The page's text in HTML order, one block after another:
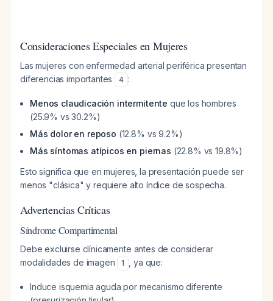
Consideraciones Especiales en Mujeres
Las mujeres con enfermedad arterial periférica presentan
diferencias importantes
4 :
Menos claudicación intermitente que los hombres
(25.9% vs 30.2%)
Más dolor en reposo (12.8% vs 9.2%)
Más síntomas atípicos en piernas (22.8% vs 19.8%)
Esto significa que en mujeres, la presentación puede ser
menos "clásica" y requiere alto índice de sospecha.
Advertencias Críticas
Síndrome Compartimental
Debe excluirse clínicamente antes de considerar
modalidades de imagen
1 , ya que:
Induce isquemia aguda por mecanismo diferente